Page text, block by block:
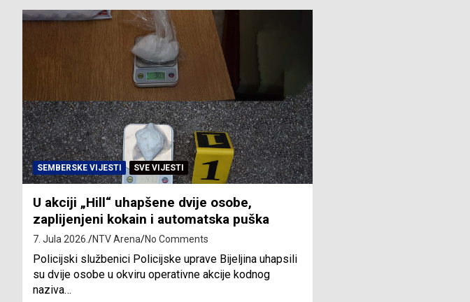
SEMBERSKE VIJESTI SVE VIJESTI
U akciji „Hill“ uhapšene dvije osobe,
zaplijenjeni kokain i automatska puška
7. Jula 2026. NTV Arena No Comments
Policijski službenici Policijske uprave Bijeljina uhapsili
su dvije osobe u okviru operativne akcije kodnog
naziva…